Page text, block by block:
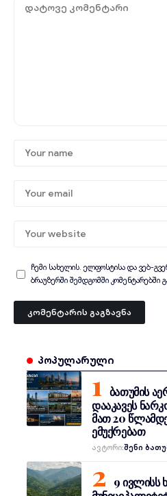
ჩემი სახელის. ელფოსტისა და ვებ-
ბრაუზერში შემდგომში კომენტარებში
პოპულარული
ბათუმის
დააკავეს
მათ 20
ემუქრებათ
Ავტორი:შენი
9 ივლისს